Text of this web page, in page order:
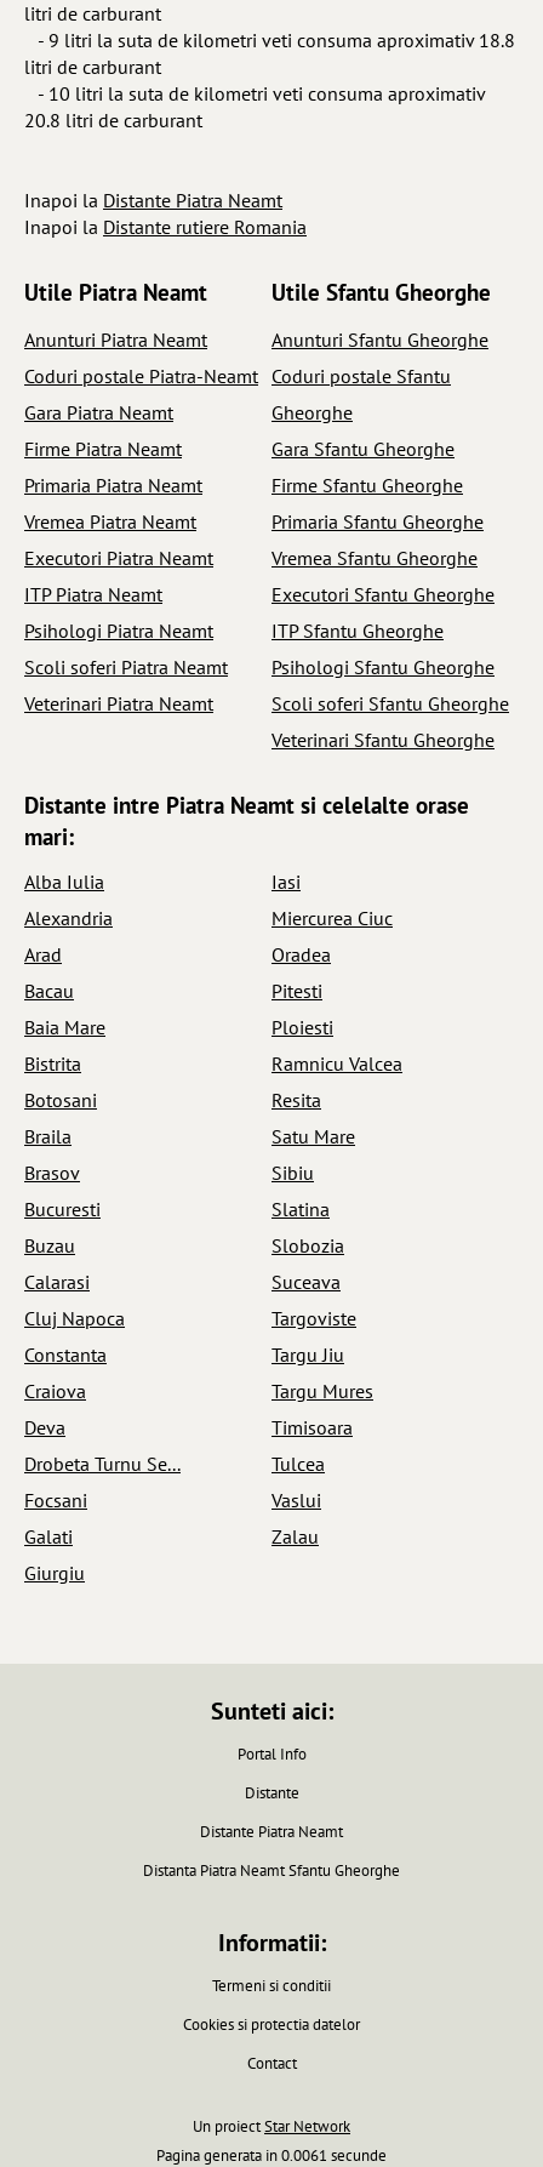
litri de carburant
- 9 litri la suta de kilometri veti consuma aproximativ 18.8
litri de carburant
- 10 litri la suta de kilometri veti consuma aproximativ
20.8 litri de carburant
Inapoi la Distante Piatra Neamt
Inapoi la Distante rutiere Romania
Utile Piatra Neamt
Anunturi Piatra Neamt
Coduri postale Piatra-Neamt
Gara Piatra Neamt
Firme Piatra Neamt
Primaria Piatra Neamt
Vremea Piatra Neamt
Executori Piatra Neamt
ITP Piatra Neamt
Psihologi Piatra Neamt
Scoli soferi Piatra Neamt
Veterinari Piatra Neamt
Utile Sfantu Gheorghe
Anunturi Sfantu Gheorghe
Coduri postale Sfantu
Gheorghe
Gara Sfantu Gheorghe
Firme Sfantu Gheorghe
Primaria Sfantu Gheorghe
Vremea Sfantu Gheorghe
Executori Sfantu Gheorghe
ITP Sfantu Gheorghe
Psihologi Sfantu Gheorghe
Scoli soferi Sfantu Gheorghe
Veterinari Sfantu Gheorghe
Distante intre Piatra Neamt si celelalte orase
mari:
Alba Iulia
Alexandria
Arad
Bacau
Baia Mare
Bistrita
Botosani
Braila
Brasov
Bucuresti
Buzau
Calarasi
Cluj Napoca
Constanta
Craiova
Deva
Drobeta Turnu Se...
Focsani
Galati
Giurgiu
Iasi
Miercurea Ciuc
Oradea
Pitesti
Ploiesti
Ramnicu Valcea
Resita
Satu Mare
Sibiu
Slatina
Slobozia
Suceava
Targoviste
Targu Jiu
Targu Mures
Timisoara
Tulcea
Vaslui
Zalau
Sunteti aici:
Portal Info
Distante
Distante Piatra Neamt
Distanta Piatra Neamt Sfantu Gheorghe
Informatii:
Termeni si conditii
Cookies si protectia datelor
Contact
Un proiectStar Network
Pagina generata in 0.0061 secunde